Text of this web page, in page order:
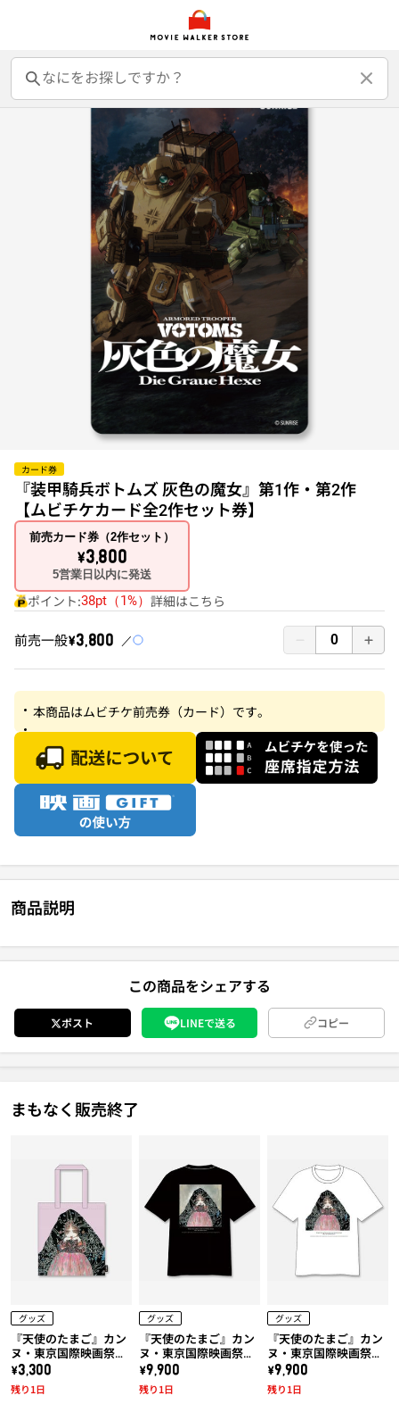
前売オンライン券 前売カード券 グッズ
カード券
『装甲騎兵ボトムズ 灰色の魔女』第1作・第2作
【ムビチケカード全2作セット券】
前売カード券（2作セット）
\3,800
5営業日以内に発送
ポイント:38pt（1%） 詳細はこちら
前売一般￥3,800
本商品はムビチケ前売券（カード）です。
商品説明
この商品をシェアする
ポスト LINEで送る コピー
まもなく販売終了
グッズ
『天使のたまご』カン
ヌ・東京国際映画祭上
映作品!! 天使のたまご
「水に棲む」トートバ
ッグ
\3,300
残り1日
グッズ
『天使のたまご』カン
ヌ・東京国際映画祭上
映作品!! 天使のたまご
「水に棲む」x 久米繊
維コラボTシャツ (黒)
\9,900
残り1日
グッズ
『天使のたまご』カン
ヌ・東京国際映画祭上
映作品!! 天使のたまご
「水に棲む」x 久米繊
維コラボTシャツ (白)
\9,900
残り1日